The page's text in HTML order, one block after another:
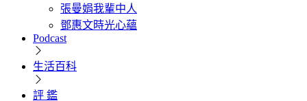
張曼娟我輩中人
鄧惠文時光心蘊
Podcast
生活百科
評 鑑